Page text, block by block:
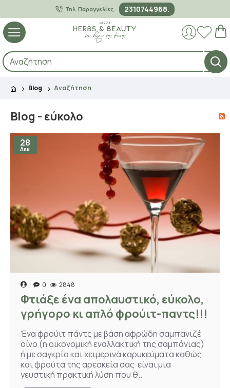
Τηλ. Παραγγελίες 2310744968.
Blog Αναζήτηση
Blog - εύκολο
28
Δεκ
0 2848
Φτιάξε ένα απολαυστικό, εύκολο,
γρήγορο κι απλό φρούιτ-παντς!!!
Ένα φρούιτ πάντς με βάση αφρώδη σαμπανιζέ
οίνο (η οικονομική εναλλακτική της σαμπάνιας)
ή με σαγκρία και χειμερινά καρυκεύματα καθώς
και φρούτα της αρεσκεία σας είναι μια
γευστική πρακτική λύση που θ..